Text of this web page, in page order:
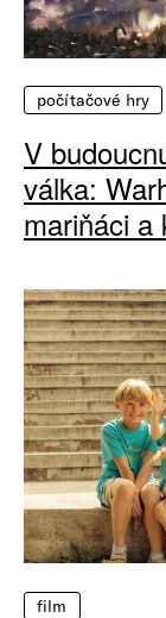
počítačové hry
V
válka:
mariňáci a
film